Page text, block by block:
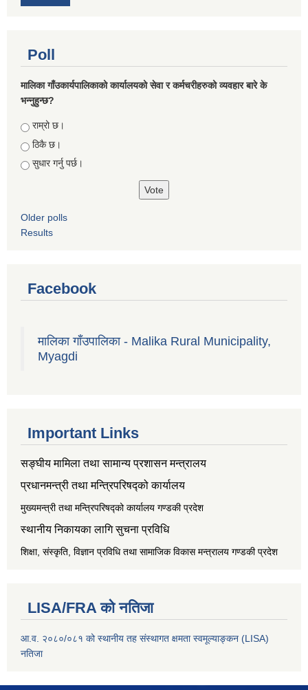
Poll
मालिका गाँउकार्यपालिकाको कार्यालयको सेवा र कर्मचरीहरुको व्यवहार बारे के
भन्नुहुन्छ?
Choices
राम्रो छ।
ठिकै छ।
सुधार गर्नु पर्छ।
Older polls
Results
Facebook
मालिका गाँउपालिका - Malika Rural Municipality,
Myagdi
Important Links
सङ्‍घीय मामिला तथा सामान्य प्रशासन मन्त्रालय
प्रधानमन्त्री तथा मन्त्रिपरिषद्को कार्यालय
मुख्यमन्त्री तथा मन्त्रिपरिषद्को कार्यालय गण्डकी प्रदेश
स्थानीय निकायका लागि सुचना प्रविधि
शिक्षा, संस्कृति, विज्ञान प्रविधि तथा सामाजिक विकास मन्त्रालय गण्डकी प्रदेश
LISA/FRA को नतिजा
आ.व. २०८०/०८१ को स्थानीय तह संस्थागत क्षमता स्वमूल्याङ्कन (LISA)
नतिजा